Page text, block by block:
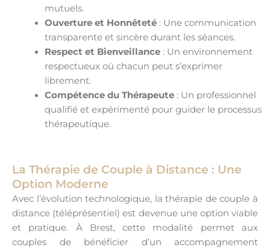
mutuels.
Ouverture et Honnêteté: Une communication
transparente et sincère durant les séances.
Respect et Bienveillance: Un environnement
respectueux où chacun peut s’exprimer
librement.
Compétence du Thérapeute: Un professionnel
qualifié et expérimenté pour guider le processus
thérapeutique.
La Thérapie de Couple à Distance : Une
Option Moderne
Avec l’évolution technologique, la thérapie de couple à
distance (téléprésentiel) est devenue une option viable
et pratique. À Brest, cette modalité permet aux
couples de bénéficier d’un accompagnement